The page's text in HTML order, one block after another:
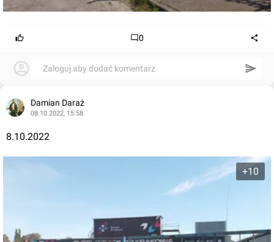
0
Zaloguj aby dodać komentarz
Damian Daraż
08.10.2022, 15:58
8.10.2022
+10